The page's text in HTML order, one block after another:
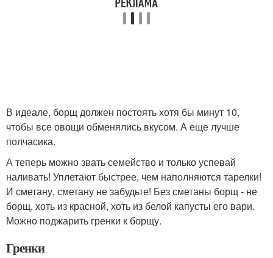
В идеале, борщ должен постоять хотя бы минут 10,
чтобы все овощи обменялись вкусом. А еще лучше
полчасика.
А теперь можно звать семейство и только успевай
наливать! Уплетают быстрее, чем наполняются тарелки!
И сметану, сметану не забудьте! Без сметаны борщ - не
борщ, хоть из красной, хоть из белой капусты его вари.
Можно поджарить гренки к борщу.
Гренки